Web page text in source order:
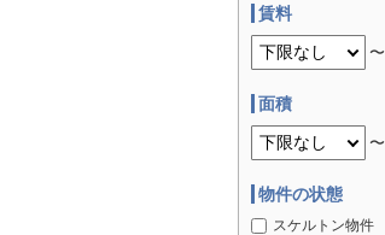
賃料
〜
面積
〜
物件の状態
スケルトン物件